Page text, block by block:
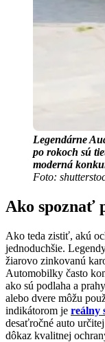
Legendárne
po rokoch sú
moderná
Foto:
Ako spoznať
Ako teda zistiť, akú
jednoduchšie.
žiarovo zinkovanú
Automobilky často
ako sú podlaha a
alebo dvere môžu
indikátorom je reálny
desaťročné auto
dôkaz kvalitnej